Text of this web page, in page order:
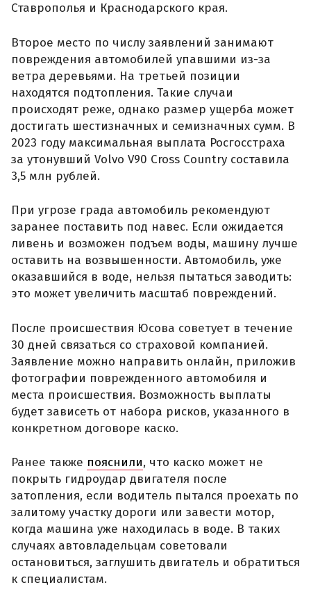
Ставрополья и Краснодарского края.
Второе место по числу заявлений занимают
повреждения автомобилей упавшими из-за
ветра деревьями. На третьей позиции
находятся подтопления. Такие случаи
происходят реже, однако размер ущерба может
достигать шестизначных и семизначных сумм. В
2023 году максимальная выплата Росгосстраха
за утонувший Volvo V90 Cross Country составила
3,5 млн рублей.
При угрозе града автомобиль рекомендуют
заранее поставить под навес. Если ожидается
ливень и возможен подъем воды, машину лучше
оставить на возвышенности. Автомобиль, уже
оказавшийся в воде, нельзя пытаться заводить:
это может увеличить масштаб повреждений.
После происшествия Юсова советует в течение
30 дней связаться со страховой компанией.
Заявление можно направить онлайн, приложив
фотографии поврежденного автомобиля и
места происшествия. Возможность выплаты
будет зависеть от набора рисков, указанного в
конкретном договоре каско.
Ранее также пояснили, что каско может не
покрыть гидроудар двигателя после
затопления, если водитель пытался проехать по
залитому участку дороги или завести мотор,
когда машина уже находилась в воде. В таких
случаях автовладельцам советовали
остановиться, заглушить двигатель и обратиться
к специалистам.